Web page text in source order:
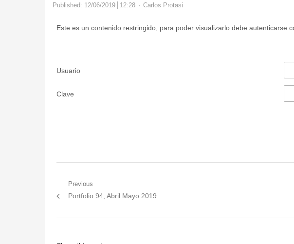
Published: 12/06/2019 12:28 Author
Carlos Protasi
Este es un contenido restringido, para poder visualizarlo debe autenticarse
Usuario
Clave
Post
Previous
Previous
Portfolio 94, Abril Mayo 2019